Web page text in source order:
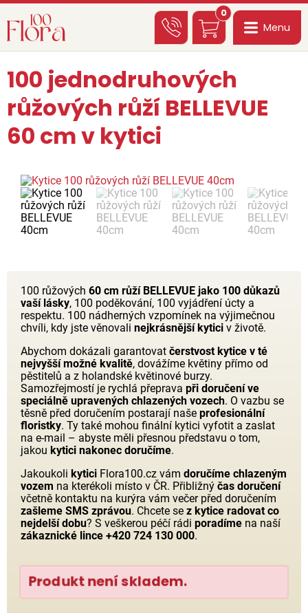
0
Menu
100 jednodruhových
růžových růží BELLEVUE
60 cm v kytici
100 růžových 60 cm růží BELLEVUE jako 100 důkazů
vaší lásky, 100 poděkování, 100 vyjádření úcty a
respektu. 100 nádherných vzpomínek na výjimečnou
chvíli, kdy jste věnovali nejkrásnější kytici v životě.
Abychom dokázali garantovat čerstvost kytice v té
nejvyšší možné kvalitě, dovážíme květiny přímo od
pěstitelů a z holandské květinové burzy.
Samozřejmostí je rychlá přeprava při doručení ve
speciálně upravených chlazených vozech. O vazbu se
těsně před doručením postarají naše profesionální
floristky. Ty také mohou finální kytici vyfotit a zaslat
na e-mail – abyste měli přesnou představu o tom,
jakou kytici nakonec doručíme.
Jakoukoli kytici Flora100.cz vám doručíme chlazeným
vozem na kterékoli místo v ČR. Přibližný čas doručení
včetně kontaktu na kurýra vám večer před doručením
zašleme SMS zprávou. Chcete se z kytice radovat co
nejdelší dobu? S veškerou péčí rádi poradíme na naší
zákaznické lince +420 724 130 000.
Produkt není skladem.